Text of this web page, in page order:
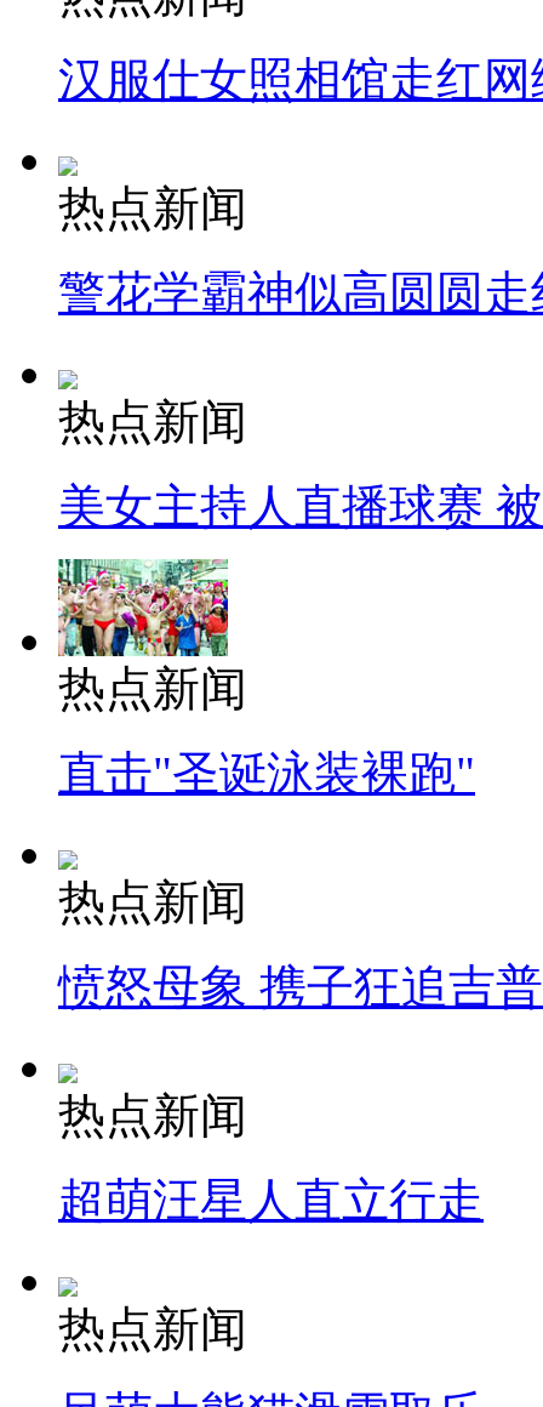
汉服仕女照相馆走红网
热点新闻
警花学霸神似高圆圆走
热点新闻
美女主持人直播球赛
热点新闻
直击"圣诞泳装裸跑"
热点新闻
愤怒母象 携子狂追吉
热点新闻
超萌汪星人直立行走
热点新闻